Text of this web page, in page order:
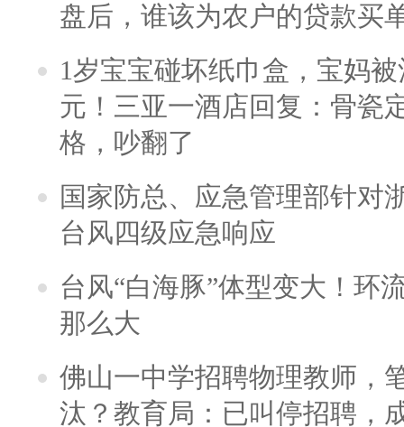
盘后，谁该为农户的贷款买
1岁宝宝碰坏纸巾盒，宝妈
元！三亚一酒店回复：骨瓷
格，吵翻了
国家防总、应急管理部针对
台风四级应急响应
台风“白海豚”体型变大！环
那么大
佛山一中学招聘物理教师，
汰？教育局：已叫停招聘，